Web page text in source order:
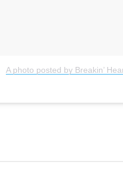
A photo posted by Breakin’